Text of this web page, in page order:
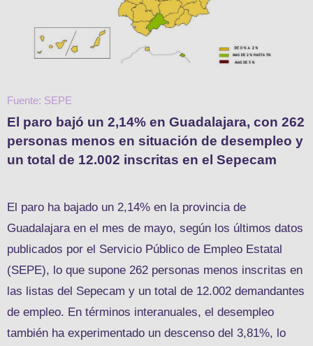
Fuente: SEPE
El paro bajó un 2,14% en Guadalajara, con 262
personas menos en situación de desempleo y
un total de 12.002 inscritas en el Sepecam
El paro ha bajado un 2,14% en la provincia de
Guadalajara en el mes de mayo, según los últimos datos
publicados por el Servicio Público de Empleo Estatal
(SEPE), lo que supone 262 personas menos inscritas en
las listas del Sepecam y un total de 12.002 demandantes
de empleo. En términos interanuales, el desempleo
también ha experimentado un descenso del 3,81%, lo